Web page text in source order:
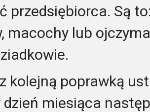
przedsiębiorca. Są
macochy lub
kolejną poprawką
dzień miesiąca